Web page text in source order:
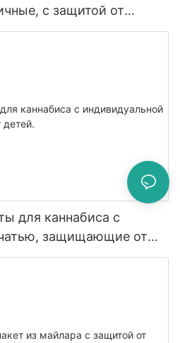
с защитой от
для контакта с
для каннабиса с
защищающие от